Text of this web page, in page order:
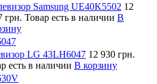
Samsung UE40K5502 12
грн. Товар есть в наличии В
LG 43LH6047 12 930 грн.
есть в наличии В корзину